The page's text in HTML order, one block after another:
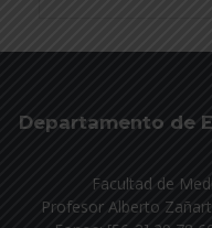
Departamento de
Facultad de
Profesor Alberto